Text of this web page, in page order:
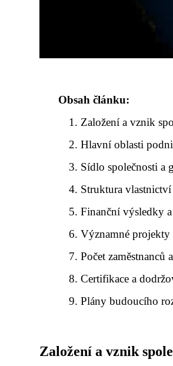
Obsah článku:
Založení a vznik
Hlavní oblasti
Sídlo společnosti a
Struktura
Finanční výsledky
Významné projekty
Počet zaměstnanců
Certifikace a
Plány budoucího
Založení a vznik